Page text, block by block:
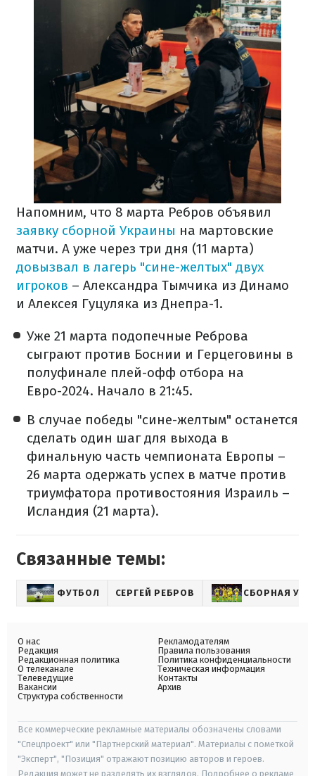
Напомним, что 8 марта Ребров объявил
заявку сборной Украины на мартовские
матчи. А уже через три дня (11 марта)
довызвал в лагерь "сине-желтых" двух
игроков – Александра Тымчика из Динамо
и Алексея Гуцуляка из Днепра-1.
Уже 21 марта подопечные Реброва
сыграют против Боснии и Герцеговины в
полуфинале плей-офф отбора на
Евро-2024. Начало в 21:45.
В случае победы "сине-желтым" останется
сделать один шаг для выхода в
финальную часть чемпионата Европы –
26 марта одержать успех в матче против
триумфатора противостояния Израиль –
Исландия (21 марта).
Связанные темы:
ФУТБОЛ СЕРГЕЙ РЕБРОВ СБОРНАЯ
О нас
Редакция
Редакционная политика
О телеканале
Телеведущие
Вакансии
Структура собственности
Рекламодателям
Правила пользования
Политика конфиденциальности
Техническая информация
Контакты
Архив
Все коммерческие рекламные материалы обозначены словами
"Спецпроект" или "Партнерский материал". Материалы с пометкой
"Эксперт", "Позиция" отражают позицию авторов и героев.
Редакция может не разделять их взглядов. Подробнее о рекламе